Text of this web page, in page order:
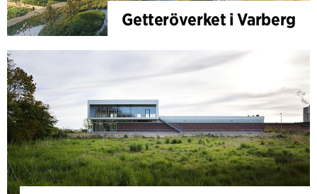
Getteröverket i Varberg